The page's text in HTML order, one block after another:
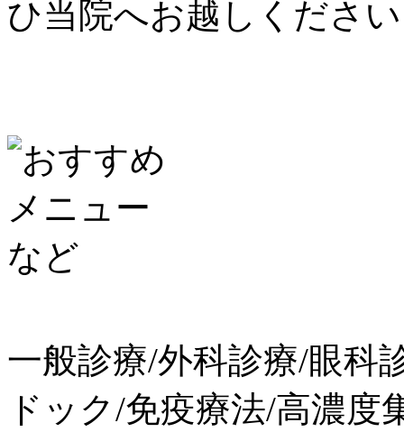
ひ当院へお越しくださ
一般診療/外科診療/眼科
ドック/免疫療法/高濃